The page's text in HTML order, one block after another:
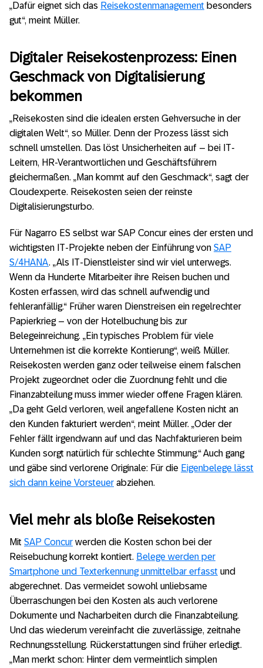
„Dafür eignet sich das Reisekostenmanagement besonders
gut“, meint Müller.
Digitaler Reisekostenprozess: Einen
Geschmack von Digitalisierung
bekommen
„Reisekosten sind die idealen ersten Gehversuche in der
digitalen Welt“, so Müller. Denn der Prozess lässt sich
schnell umstellen. Das löst Unsicherheiten auf – bei IT-
Leitern, HR-Verantwortlichen und Geschäftsführern
gleichermaßen. „Man kommt auf den Geschmack“, sagt der
Cloudexperte. Reisekosten seien der reinste
Digitalisierungsturbo.
Für Nagarro ES selbst war SAP Concur eines der ersten und
wichtigsten IT-Projekte neben der Einführung von SAP
S/4HANA. „Als IT-Dienstleister sind wir viel unterwegs.
Wenn da Hunderte Mitarbeiter ihre Reisen buchen und
Kosten erfassen, wird das schnell aufwendig und
fehleranfällig.“ Früher waren Dienstreisen ein regelrechter
Papierkrieg – von der Hotelbuchung bis zur
Belegeinreichung. „Ein typisches Problem für viele
Unternehmen ist die korrekte Kontierung“, weiß Müller.
Reisekosten werden ganz oder teilweise einem falschen
Projekt zugeordnet oder die Zuordnung fehlt und die
Finanzabteilung muss immer wieder offene Fragen klären.
„Da geht Geld verloren, weil angefallene Kosten nicht an
den Kunden fakturiert werden“, meint Müller. „Oder der
Fehler fällt irgendwann auf und das Nachfakturieren beim
Kunden sorgt natürlich für schlechte Stimmung.“ Auch gang
und gäbe sind verlorene Originale: Für die Eigenbelege lässt
sich dann keine Vorsteuer abziehen.
Viel mehr als bloße Reisekosten
Mit SAP Concur werden die Kosten schon bei der
Reisebuchung korrekt kontiert. Belege werden per
Smartphone und Texterkennung unmittelbar erfasst und
abgerechnet. Das vermeidet sowohl unliebsame
Überraschungen bei den Kosten als auch verlorene
Dokumente und Nacharbeiten durch die Finanzabteilung.
Und das wiederum vereinfacht die zuverlässige, zeitnahe
Rechnungsstellung. Rückerstattungen sind früher erledigt.
„Man merkt schon: Hinter dem vermeintlich simplen